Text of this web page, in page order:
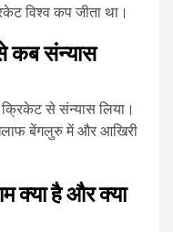
विश्व कप जीता था।
कब संन्यास
से संन्यास लिया।
बेंगलुरु में और आखिरी
क्या है और क्या